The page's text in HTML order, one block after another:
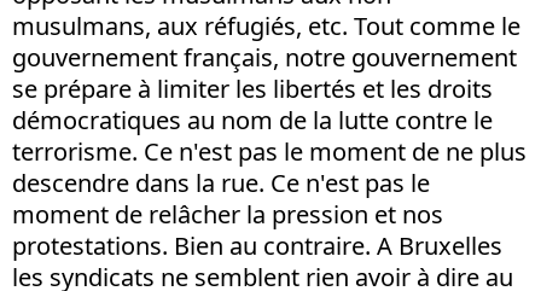
musulmans, aux réfugiés, etc. Tout comme le
gouvernement français, notre gouvernement
se prépare à limiter les libertés et les droits
démocratiques au nom de la lutte contre le
terrorisme. Ce n'est pas le moment de ne plus
descendre dans la rue. Ce n'est pas le
moment de relâcher la pression et nos
protestations. Bien au contraire. A Bruxelles
les syndicats ne semblent rien avoir à dire au